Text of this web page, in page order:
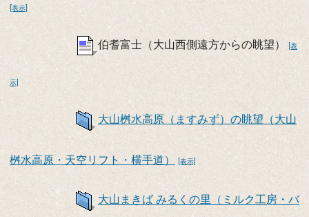
[表示]
伯耆富士（大山西側遠方からの眺望） [表
示]
大山桝水高原（ますみず）の眺望（大山
桝水高原・天空リフト・横手道） [表示]
大山まきば みるくの里（ミルク工房・バ